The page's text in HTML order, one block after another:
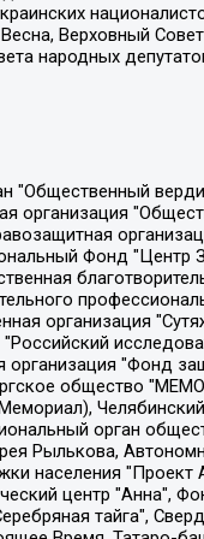
Верховный Совет
народных
образовательных технологий и межкультурных коммуникаций "ИНТЕРРА", Маяковская Екатерина Алексеевна, Фейгин Марк Захарович, Филимонов Андрей Викторович, Дзугкоева Регина Николаевна, Доброхотов Роман Александрович, Дудь Юрий Александрович, Елкин Сергей Владимирович, Кругликов Кирилл Игоревич, Сабунаева Мария Леонидовна, Семенов Алексей Владимирович, Шаинян Карен Багратович, Шульман Екатерина Михайловна, Асафьев Артур Валерьевич, Вахштайн Виктор Семенович, Венедиктов Алексей Алексеевич, Лушникова Екатерина Евгеньевна, Волков Леонид Михайлович, Невзоров Александр Глебович, Пархоменко Сергей Борисович, Сироткин Ярослав Николаевич, Кара-Мурза Владимир Владимирович, Баранова Наталья Владимировна, Гозман Леонид Яковлевич, Кагарлицкий Борис Юльевич, Климарев Михаил Валерьевич, Милов Владимир Станиславович, Автономная некоммерческая организация Краснодарский центр современного искусства "Типография", Моргенштерн Алишер Тагирович, Соболь Любовь Эдуардовна, Общество с ограниченной ответственностью "ЛИЗА НОРМ", Каспаров Гарри Кимович, Ходорковский Михаил Борисович, Общество с ограниченной ответственностью "Апрельские тезисы", Данилович Ирина Брониславовна, Кашин Олег Владимирович, Петров Николай Владимирович, Пивоваров Алексей Владимирович, Соколов Михаил Владимирович, Цветкова Юлия Владимировна, Чичваркин Евгений Александрович,